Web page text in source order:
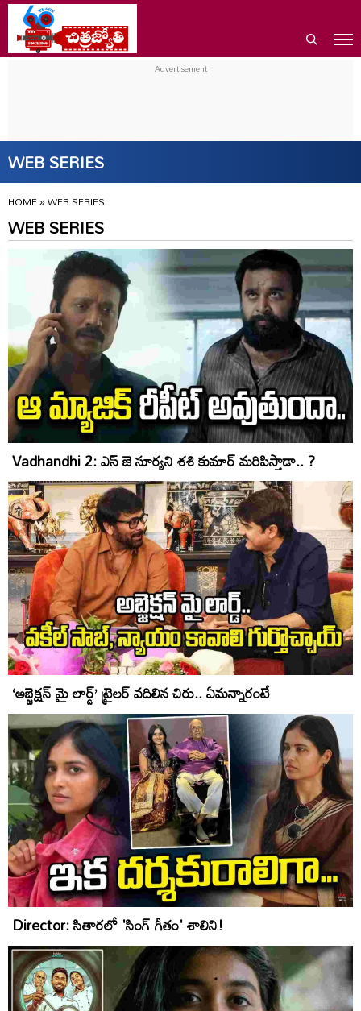
WEB SERIES
HOME»WEB SERIES
WEB SERIES
Vadhandhi 2: ఎస్ జె సూర్యని శశి కుమార్ మరిపిస్తాడా.. ?
‘అబ్జెక్ష‌న్ మై లార్డ్‌’ ట్రైలర్ వదిలిన చిరు.. ఏమన్నారంటే
Director: సితారలో 'సింగ్ గీతం' శాలిని!